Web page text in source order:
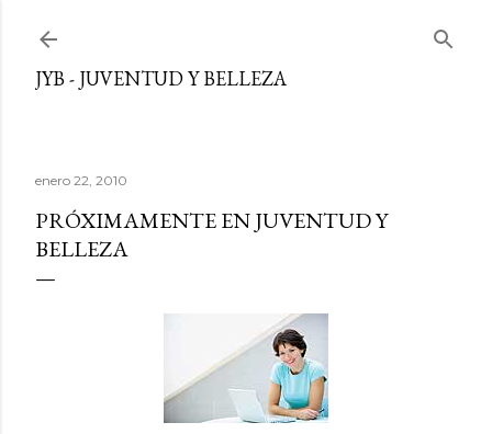
JYB - JUVENTUD Y BELLEZA
enero 22, 2010
PRÓXIMAMENTE EN JUVENTUD Y
BELLEZA